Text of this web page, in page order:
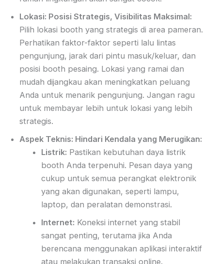
Lokasi: Posisi Strategis, Visibilitas Maksimal:
Pilih lokasi booth yang strategis di area pameran.
Perhatikan faktor-faktor seperti lalu lintas
pengunjung, jarak dari pintu masuk/keluar, dan
posisi booth pesaing. Lokasi yang ramai dan
mudah dijangkau akan meningkatkan peluang
Anda untuk menarik pengunjung. Jangan ragu
untuk membayar lebih untuk lokasi yang lebih
strategis.
Aspek Teknis: Hindari Kendala yang Merugikan:
Listrik: Pastikan kebutuhan daya listrik
booth Anda terpenuhi. Pesan daya yang
cukup untuk semua perangkat elektronik
yang akan digunakan, seperti lampu,
laptop, dan peralatan demonstrasi.
Internet: Koneksi internet yang stabil
sangat penting, terutama jika Anda
berencana menggunakan aplikasi interaktif
atau melakukan transaksi online.